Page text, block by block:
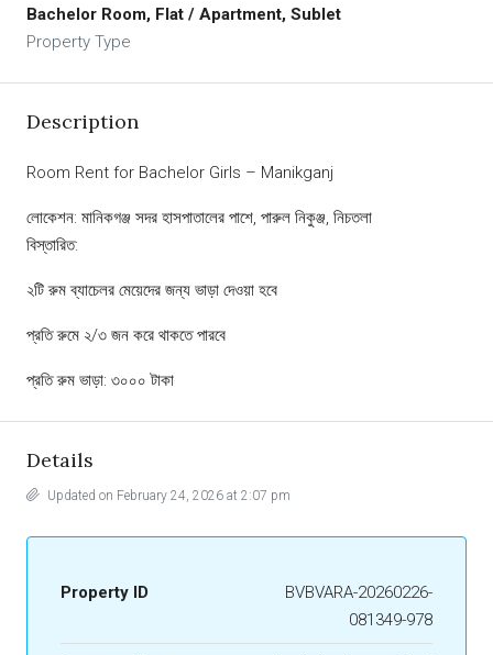
Bachelor Room, Flat / Apartment, Sublet
Property Type
Description
Room Rent for Bachelor Girls – Manikganj
লোকেশন: মানিকগঞ্জ সদর হাসপাতালের পাশে, পারুল নিকুঞ্জ, নিচতলা
বিস্তারিত:
২টি রুম ব্যাচেলর মেয়েদের জন্য ভাড়া দেওয়া হবে
প্রতি রুমে ২/৩ জন করে থাকতে পারবে
প্রতি রুম ভাড়া: ৩০০০ টাকা
Details
Updated on February 24, 2026 at 2:07 pm
Property ID
BVBVARA-20260226-
081349-978